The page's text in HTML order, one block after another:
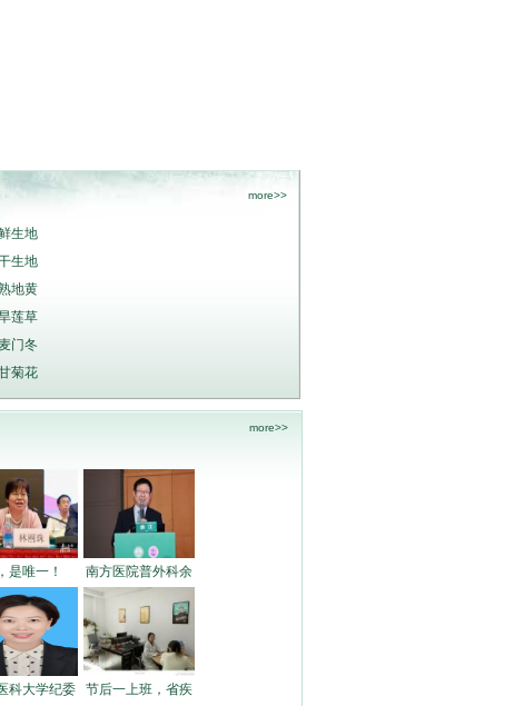
more>>
生地
生地
地黄
莲草
门冬
菊花
more>>
是唯一！ 南方医院普外科余
科大学纪委 节后一上班，省疾